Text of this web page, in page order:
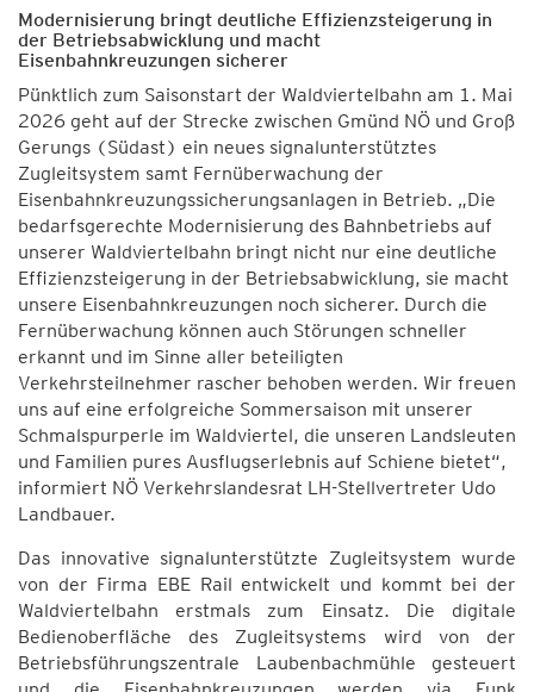
Modernisierung bringt deutliche Effizienzsteigerung in
der Betriebsabwicklung und macht
Eisenbahnkreuzungen sicherer
Pünktlich zum Saisonstart der Waldviertelbahn am 1. Mai
2026 geht auf der Strecke zwischen Gmünd NÖ und Groß
Gerungs (Südast) ein neues signalunterstütztes
Zugleitsystem samt Fernüberwachung der
Eisenbahnkreuzungssicherungsanlagen in Betrieb. „Die
bedarfsgerechte Modernisierung des Bahnbetriebs auf
unserer Waldviertelbahn bringt nicht nur eine deutliche
Effizienzsteigerung in der Betriebsabwicklung, sie macht
unsere Eisenbahnkreuzungen noch sicherer. Durch die
Fernüberwachung können auch Störungen schneller
erkannt und im Sinne aller beteiligten
Verkehrsteilnehmer rascher behoben werden. Wir freuen
uns auf eine erfolgreiche Sommersaison mit unserer
Schmalspurperle im Waldviertel, die unseren Landsleuten
und Familien pures Ausflugserlebnis auf Schiene bietet“,
informiert NÖ Verkehrslandesrat LH-Stellvertreter Udo
Landbauer.
Das innovative signalunterstützte Zugleitsystem wurde
von der Firma EBE Rail entwickelt und kommt bei der
Waldviertelbahn erstmals zum Einsatz. Die digitale
Bedienoberfläche des Zugleitsystems wird von der
Betriebsführungszentrale Laubenbachmühle gesteuert